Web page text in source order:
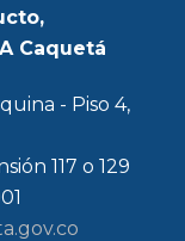
Caquetá
- Piso 4,
117 o 129